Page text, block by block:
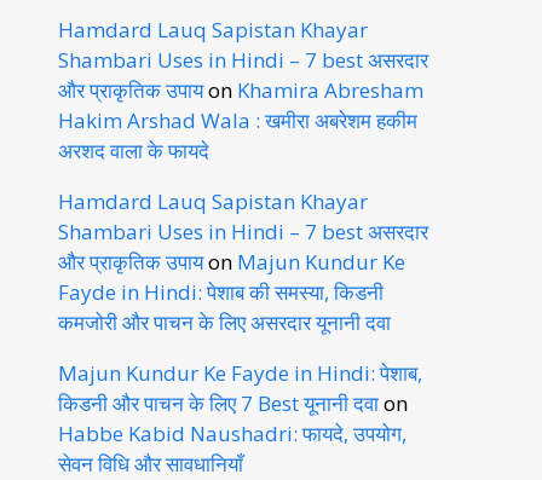
Hamdard Lauq Sapistan Khayar
Shambari Uses in Hindi – 7 best असरदार
और प्राकृतिक उपायon Khamira Abresham
Hakim Arshad Wala : खमीरा अबरेशम हकीम
अरशद वाला के फायदे
Hamdard Lauq Sapistan Khayar
Shambari Uses in Hindi – 7 best असरदार
और प्राकृतिक उपायon Majun Kundur Ke
Fayde in Hindi: पेशाब की समस्या, किडनी
कमजोरी और पाचन के लिए असरदार यूनानी दवा
Majun Kundur Ke Fayde in Hindi: पेशाब,
किडनी और पाचन के लिए 7 Best यूनानी दवाon
Habbe Kabid Naushadri: फायदे, उपयोग,
सेवन विधि और सावधानियाँ